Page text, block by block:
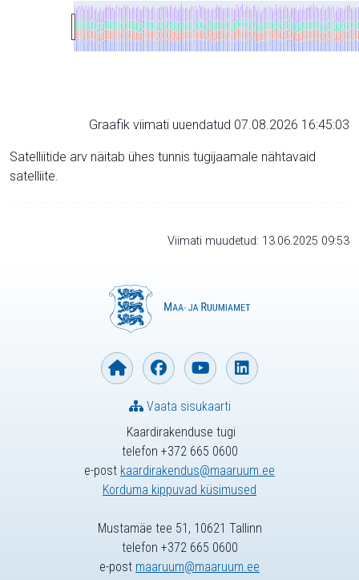
Graafik viimati uuendatud 07.08.2026 16:45:03
Satelliitide arv näitab ühes tunnis tugijaamale nähtavaid
satelliite.
Viimati muudetud: 13.06.2025 09:53
Kaardirakenduse tugi
telefon +372 665 0600
e-post kaardirakendus@maaruum.ee
Korduma kippuvad küsimused
Vaata sisukaarti
Mustamäe tee 51, 10621 Tallinn
telefon +372 665 0600
e-post maaruum@maaruum.ee